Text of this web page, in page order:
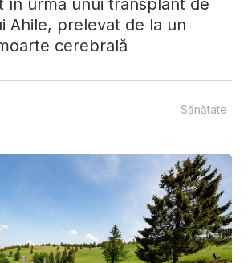
în urma unui transplant de
Ahile, prelevat de la un
cerebrală
Sănătate